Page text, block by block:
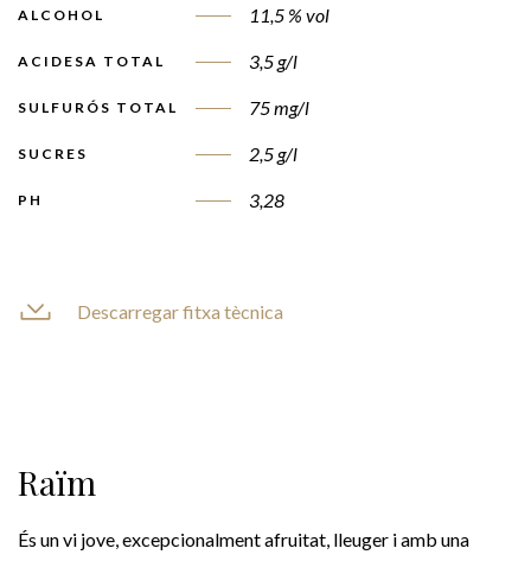
ALCOHOL 11,5 % vol
ACIDESA TOTAL 3,5 g/l
SULFURÓS TOTAL 75 mg/l
SUCRES 2,5 g/l
PH 3,28
Descarregar fitxa tècnica
Raïm
És un vi jove, excepcionalment afruitat, lleuger i amb una